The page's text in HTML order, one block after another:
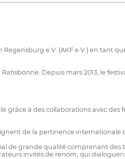
e.V. (AKF e.V.) en tant
Depuis mars 2013, le
à des collaborations avec des
de la pertinence internationale
de grande qualité comprenant
invités de renom, qui